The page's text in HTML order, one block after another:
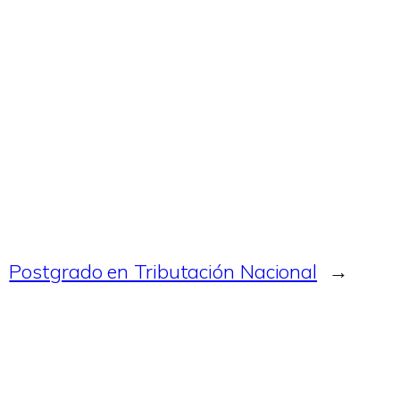
Postgrado en Tributación Nacional →